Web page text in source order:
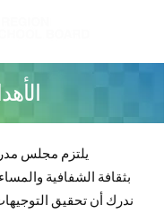
يلتزم مجلس
ندرك أن تحقيق